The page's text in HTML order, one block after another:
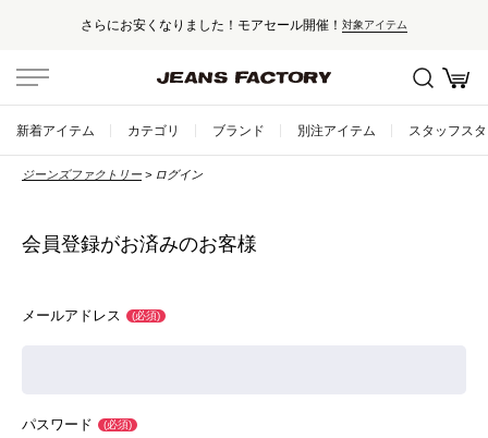
さらにお安くなりました！モアセール開催！ 対象アイテム
セール対象外アイテムは10%ポイント還元！
国内・海外500以上のブランドを取り揃えた高感度セレクトショップ
新規会員登録で500ptプレゼント！
新着アイテム カテゴリ ブランド 別注アイテム スタッフス
ジーンズファクトリー ログイン
会員登録がお済みのお客様
メールアドレス (必須)
パスワード (必須)